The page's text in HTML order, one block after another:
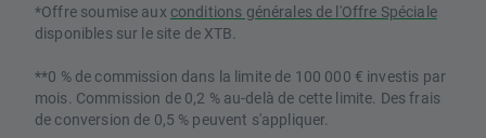
*Offre soumise aux conditions générales de l'Offre Spéciale
disponibles sur le site de XTB.
**0 % de commission dans la limite de 100 000 € investis par
mois. Commission de 0,2 % au-delà de cette limite. Des frais
de conversion de 0,5 % peuvent s'appliquer.